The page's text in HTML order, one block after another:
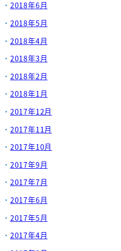
2018年6月
2018年5月
2018年4月
2018年3月
2018年2月
2018年1月
2017年12月
2017年11月
2017年10月
2017年9月
2017年7月
2017年6月
2017年5月
2017年4月